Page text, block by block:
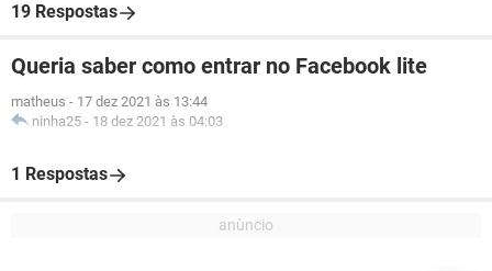
19 Respostas
Queria saber como entrar no Facebook lite
matheus - 17 dez 2021 às 13:44
ninha25 - 18 dez 2021 às 04:03
1 Respostas